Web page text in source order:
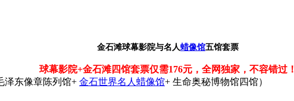
金石滩球幕影院与名人蜡像馆五馆套票
球幕影院+金石滩四馆套票仅需176元，全网独家，不容错过！
泽东像章陈列馆+ 金石世界名人蜡像馆+ 生命奥秘博物馆四馆）